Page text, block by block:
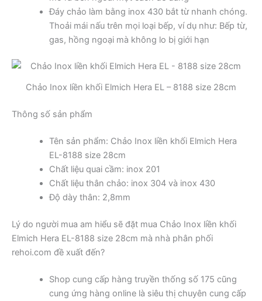
Đáy chảo làm bằng inox 430 bắt từ nhanh chóng.
Thoải mái nấu trên mọi loại bếp, ví dụ như: Bếp từ,
gas, hồng ngoại mà không lo bị giới hạn
Chảo Inox liền khối Elmich Hera EL – 8188 size 28cm
Thông số sản phẩm
Tên sản phẩm: Chảo Inox liền khối Elmich Hera
EL-8188 size 28cm
Chất liệu quai cầm: inox 201
Chất liệu thân chảo: inox 304 và inox 430
Độ dày thân: 2,8mm
Lý do người mua am hiểu sẽ đặt mua Chảo Inox liền khối
Elmich Hera EL-8188 size 28cm mà nhà phân phối
rehoi.com đề xuất đến?
Shop cung cấp hàng truyền thống số 175 cũng
cung ứng hàng online là siêu thị chuyên cung cấp